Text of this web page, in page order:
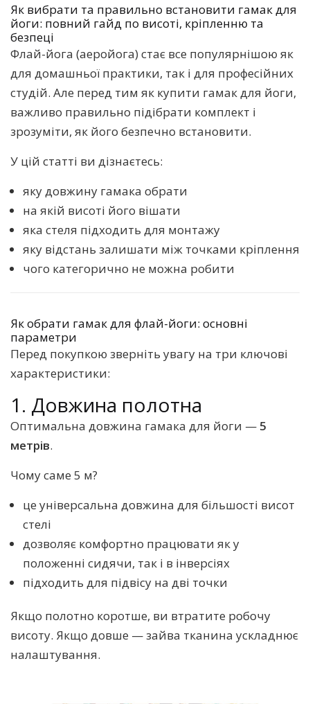
Як вибрати та правильно встановити гамак для
йоги: повний гайд по висоті, кріпленню та
безпеці
Флай-йога (аеройога) стає все популярнішою як
для домашньої практики, так і для професійних
студій. Але перед тим як купити гамак для йоги,
важливо правильно підібрати комплект і
зрозуміти, як його безпечно встановити.
У цій статті ви дізнаєтесь:
яку довжину гамака обрати
на якій висоті його вішати
яка стеля підходить для монтажу
яку відстань залишати між точками кріплення
чого категорично не можна робити
Як обрати гамак для флай-йоги: основні
параметри
Перед покупкою зверніть увагу на три ключові
характеристики:
1. Довжина полотна
Оптимальна довжина гамака для йоги — 5
метрів.
Чому саме 5 м?
це універсальна довжина для більшості висот
стелі
дозволяє комфортно працювати як у
положенні сидячи, так і в інверсіях
підходить для підвісу на дві точки
Якщо полотно коротше, ви втратите робочу
висоту. Якщо довше — зайва тканина ускладнює
налаштування.